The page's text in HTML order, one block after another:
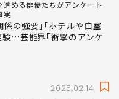
める俳優たちがアンケート
実
の強要｣｢ホテルや自室
…芸能界｢衝撃のアンケ
2025.02.14